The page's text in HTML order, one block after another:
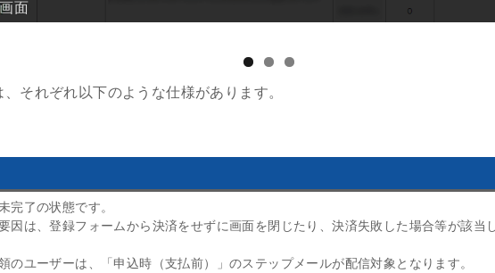
それぞれ以下のような仕様があります。
完了の状態です。
因は、登録フォームから決済をせずに画面を閉じたり、決済失敗した場合等が該当
のユーザーは、「申込時（支払前）」のステップメールが配信対象となります。